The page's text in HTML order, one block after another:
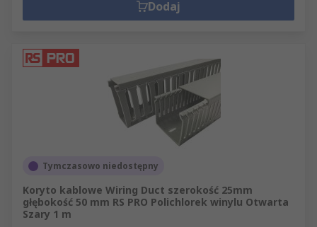
Dodaj
Tymczasowo niedostępny
Koryto kablowe Wiring Duct szerokość 25mm
głębokość 50 mm RS PRO Polichlorek winylu Otwarta
Szary 1 m